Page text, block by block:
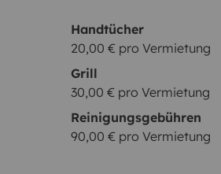
Handtücher
20,00 € pro Vermietung
Grill
30,00 € pro Vermietung
Reinigungsgebühren
90,00 € pro Vermietung